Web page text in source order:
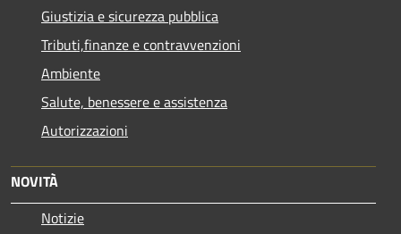
Giustizia e sicurezza pubblica
Tributi,finanze e contravvenzioni
Ambiente
Salute, benessere e assistenza
Autorizzazioni
NOVITÀ
Notizie